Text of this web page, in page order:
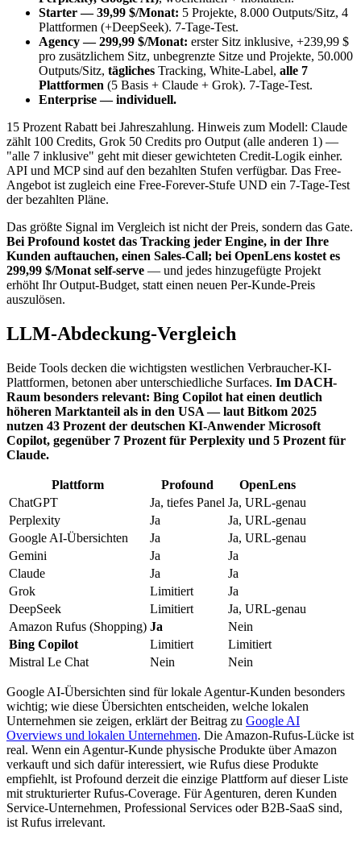
Starter — 39,99 $/Monat: 5 Projekte, 8.000 Outputs/Sitz, 4
Plattformen (+DeepSeek). 7-Tage-Test.
Agency — 299,99 $/Monat: erster Sitz inklusive, +239,99 $
pro zusätzlichem Sitz, unbegrenzte Sitze und Projekte, 50.000
Outputs/Sitz, tägliches Tracking, White-Label, alle 7
Plattformen (5 Basis + Claude + Grok). 7-Tage-Test.
Enterprise — individuell.
15 Prozent Rabatt bei Jahreszahlung. Hinweis zum Modell: Claude
zählt 100 Credits, Grok 50 Credits pro Output (alle anderen 1) —
"alle 7 inklusive" geht mit dieser gewichteten Credit-Logik einher.
API und MCP sind auf den bezahlten Stufen verfügbar. Das Free-
Angebot ist zugleich eine Free-Forever-Stufe UND ein 7-Tage-Test
der bezahlten Pläne.
Das größte Signal im Vergleich ist nicht der Preis, sondern das Gate.
Bei Profound kostet das Tracking jeder Engine, in der Ihre
Kunden auftauchen, einen Sales-Call; bei OpenLens kostet es
299,99 $/Monat self-serve — und jedes hinzugefügte Projekt
erhöht Ihr Output-Budget, statt einen neuen Per-Kunde-Preis
auszulösen.
LLM-Abdeckung-Vergleich
Beide Tools decken die wichtigsten westlichen Verbraucher-KI-
Plattformen, betonen aber unterschiedliche Surfaces. Im DACH-
Raum besonders relevant: Bing Copilot hat einen deutlich
höheren Marktanteil als in den USA — laut Bitkom 2025
nutzen 43 Prozent der deutschen KI-Anwender Microsoft
Copilot, gegenüber 7 Prozent für Perplexity und 5 Prozent für
Claude.
Plattform Profound
OpenLens
ChatGPT
Ja, tiefes Panel Ja, URL-genau
Perplexity
Ja
Ja, URL-genau
Google AI-Übersichten
Ja
Ja, URL-genau
Gemini
Ja
Ja
Claude
Ja
Ja
Grok
Limitiert
Ja
DeepSeek
Limitiert
Ja, URL-genau
Amazon Rufus (Shopping) Ja
Nein
Bing Copilot
Limitiert
Limitiert
Mistral Le Chat
Nein Nein
Google AI-Übersichten sind für lokale Agentur-Kunden besonders
wichtig; wie diese Übersichten entscheiden, welche lokalen
Unternehmen sie zeigen, erklärt der Beitrag zu Google AI
Overviews und lokalen Unternehmen. Die Amazon-Rufus-Lücke ist
real. Wenn ein Agentur-Kunde physische Produkte über Amazon
verkauft und sich dafür interessiert, wie Rufus diese Produkte
empfiehlt, ist Profound derzeit die einzige Plattform auf dieser Liste
mit strukturierter Rufus-Coverage. Für Agenturen, deren Kunden
Service-Unternehmen, Professional Services oder B2B-SaaS sind,
ist Rufus irrelevant.